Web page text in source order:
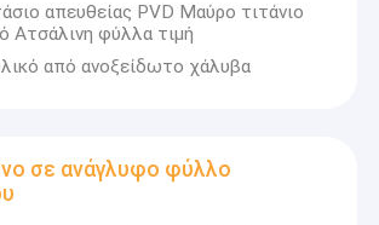
απευθείας PVD Μαύρο τιτάνιο
Ατσάλινη φύλλα τιμή
από ανοξείδωτο χάλυβα
σε ανάγλυφο φύλλο